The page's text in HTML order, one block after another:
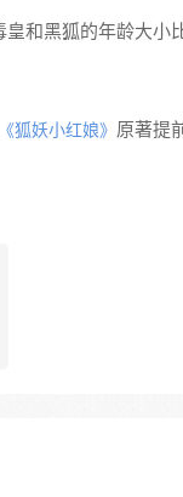
和黑狐的年龄大小
《狐妖小红娘》 原著提